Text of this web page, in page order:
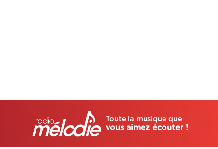
Toute la musique que
vous aimez écouter !